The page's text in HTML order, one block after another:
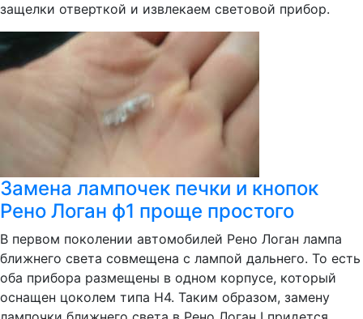
защелки отверткой и извлекаем световой прибор.
Замена лампочек печки и кнопок
Рено Логан ф1 проще простого
В первом поколении автомобилей Рено Логан лампа
ближнего света совмещена с лампой дальнего. То есть
оба прибора размещены в одном корпусе, который
оснащен цоколем типа H4. Таким образом, замену